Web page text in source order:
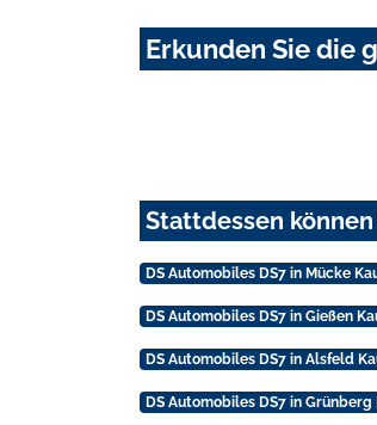
Erkunden Sie die
Stattdessen können
DS Automobiles DS7 in Mücke
DS Automobiles DS7 in Gießen
DS Automobiles DS7 in Alsfeld
DS Automobiles DS7 in